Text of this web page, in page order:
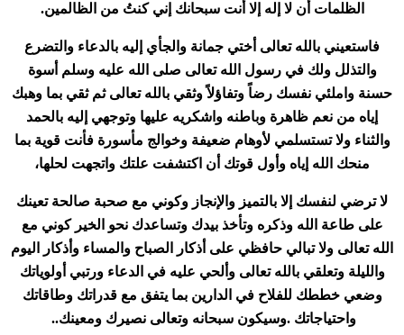
الظلمات أن لا إله إلا أنت سبحانك إني كنتُ من الظالمين.
فاستعيني بالله تعالى أختي جمانة والجأي إليه بالدعاء والتضرع
والتذلل ولك في رسول الله تعالى صلى الله عليه وسلم أسوة
حسنة واملئي نفسك رضاً وتفاؤلاً وثقي بالله تعالى ثم ثقي بما وهبك
إياه من نعم ظاهرة وباطنه واشكريه عليها وتوجهي إليه بالحمد
والثناء ولا تستسلمي لأوهام ضعيفة وخوالج مأسورة فأنت قوية بما
منحك الله إياه وأول قوتك أن اكتشفت علتك واتجهت لحلها،
لا ترضي لنفسك إلا بالتميز والإنجاز وكوني مع صحبة صالحة تعينك
على طاعة الله وذكره وتأخذ بيدك وتساعدك نحو الخير كوني مع
الله تعالى ولا تبالي حافظي على أذكار الصباح والمساء وأذكار اليوم
والليلة وتعلقي بالله تعالى وألحي عليه في الدعاء ورتبي أولوياتك
وضعي خططك للفلاح في الدارين بما يتفق مع قدراتك وطاقاتك
واحتياجاتك .وسيكون سبحانه وتعالى نصيرك ومعينك..